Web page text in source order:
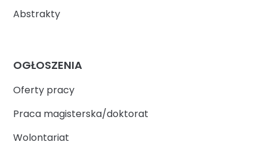
Abstrakty
OGŁOSZENIA
Oferty pracy
Praca magisterska/doktorat
Wolontariat